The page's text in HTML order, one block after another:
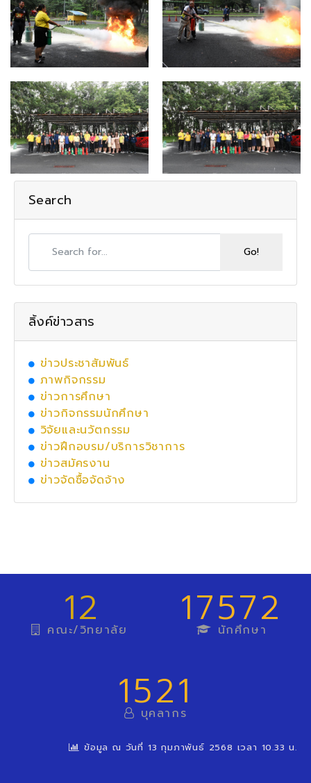
Search
ลิ้งค์ข่าวสาร
ข่าวประชาสัมพันธ์
ภาพกิจกรรม
ข่าวการศึกษา
ข่าวกิจกรรมนักศึกษา
วิจัยและนวัตกรรม
ข่าวฝึกอบรม/บริการวิชาการ
ข่าวสมัครงาน
ข่าวจัดซื้อจัดจ้าง
12
คณะ/วิทยาลัย 17572
นักศึกษา
1521
บุคลากร
ข้อมูล ณ วันที่ 13 กุมภาพันธ์ 2568 เวลา 10.33 น.